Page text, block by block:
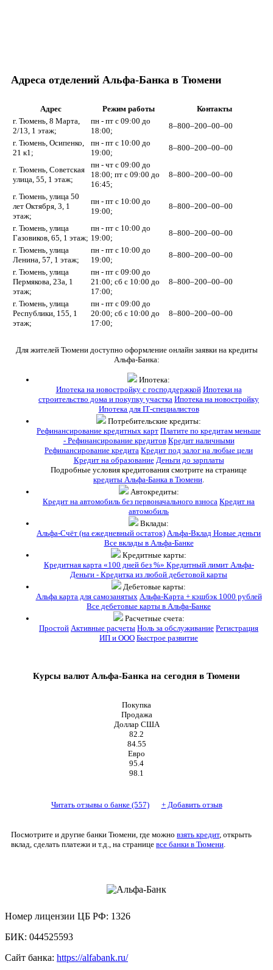
Адреса отделений Альфа-Банка в Тюмени
Адрес Режим работы
Контакты
г. Тюмень, 8 Марта,
2/13, 1 этаж;
пн - пт с 09:00 до
18:00;
8‒800‒200‒00‒00
г. Тюмень, Осипенко,
21 к1;
пн - пт с 10:00 до
19:00;
8‒800‒200‒00‒00
г. Тюмень, Советская
улица, 55, 1 этаж;
пн - чт с 09:00 до
18:00; пт с 09:00 до
16:45;
8‒800‒200‒00‒00
г. Тюмень, улица 50
лет Октября, 3, 1
этаж;
пн - пт с 10:00 до
19:00;
8‒800‒200‒00‒00
г. Тюмень, улица
Газовиков, 65, 1 этаж;
пн - пт с 10:00 до
19:00;
8‒800‒200‒00‒00
г. Тюмень, улица
Ленина, 57, 1 этаж;
пн - пт с 10:00 до
19:00;
8‒800‒200‒00‒00
г. Тюмень, улица
Пермякова, 23а, 1
этаж;
пн - пт с 09:00 до
21:00; сб с 10:00 до
17:00;
8‒800‒200‒00‒00
г. Тюмень, улица
Республики, 155, 1
этаж;
пн - пт с 09:00 до
20:00; сб с 10:00 до
17:00;
8‒800‒200‒00‒00
Для жителей Тюмени доступно оформление онлайн заявки на кредиты
Альфа-Банка:
Ипотека:
Ипотека на новостройку с господдержкой Ипотеки на
строительство дома и покупку участка Ипотека на новостройку
Ипотека для IT‑специалистов
Потребительские кредиты:
Рефинансирование кредитных карт Платите по кредитам меньше
- Рефинансирование кредитов Кредит наличными
Рефинансирование кредита Кредит под залог на любые цели
Кредит на образование Деньги до зарплаты
Подробные условия кредитования смотрите на странице
кредиты Альфа-Банка в Тюмени
Автокредиты:
Кредит на автомобиль без первоначального взноса Кредит на
автомобиль
Вклады:
Альфа-Счёт (на ежедневный остаток) Альфа-Вклад Новые деньги
Все вклады в Альфа-Банке
Кредитные карты:
Кредитная карта «100 дней без %» Кредитный лимит Альфа-
Деньги - Кредитка из любой дебетовой карты
Дебетовые карты:
Альфа карта для самозанятых Альфа‑Карта + кэшбэк 1000 рублей
Все дебетовые карты в Альфа-Банке
Расчетные счета:
Простой Активные расчеты Ноль за обслуживание Регистрация
ИП и ООО Быстрое развитие
Курсы валют Альфа-Банка на сегодня в Тюмени
Покупка
Продажа
Доллар США
82.2
84.55
Евро
95.4
98.1
Читать отзывы о банке (557) +Добавить отзыв
Посмотрите и другие банки Тюмени, где можно взять кредит, открыть
вклад, сделать платежи и т.д., на странице все банки в Тюмени
Номер лицензии ЦБ РФ: 1326
БИК: 044525593
Сайт банка: https://alfabank.ru/